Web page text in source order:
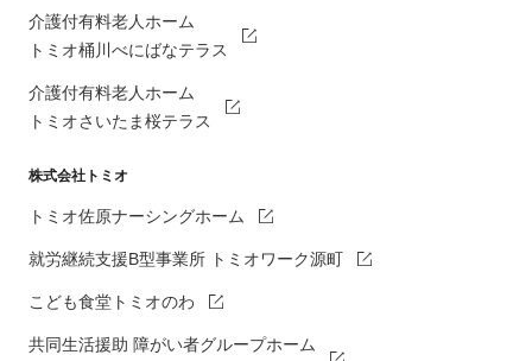
介護付有料老人ホーム
トミオ桶川べにばなテラス
介護付有料老人ホーム
トミオさいたま桜テラス
株式会社トミオ
トミオ佐原ナーシングホーム
就労継続支援B型事業所 トミオワーク源町
こども食堂トミオのわ
共同生活援助 障がい者グループホーム